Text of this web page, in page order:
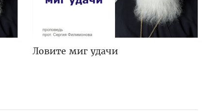
Ловите миг удачи